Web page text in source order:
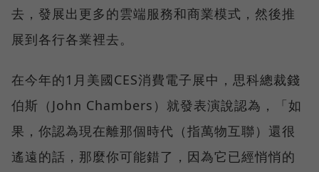
去，發展出更多的雲端服務和商業模式，然後推
展到各行各業裡去。
在今年的1月美國CES消費電子展中，思科總裁錢
伯斯（John Chambers）就發表演說認為，「如
果，你認為現在離那個時代（指萬物互聯）還很
遙遠的話，那麼你可能錯了，因為它已經悄悄的